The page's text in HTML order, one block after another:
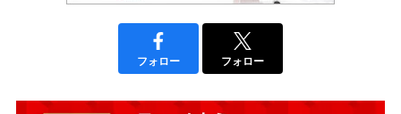
フォロー フォロー